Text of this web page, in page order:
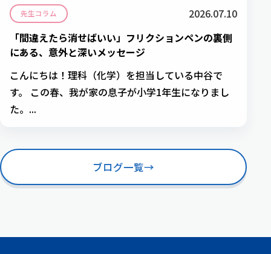
先生コラム
2026.07.10
「間違えたら消せばいい」フリクションペンの裏側
にある、意外と深いメッセージ
こんにちは！理科（化学）を担当している中谷で
す。 この春、我が家の息子が小学1年生になりまし
た。...
ブログ一覧→